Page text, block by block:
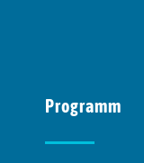
Programm